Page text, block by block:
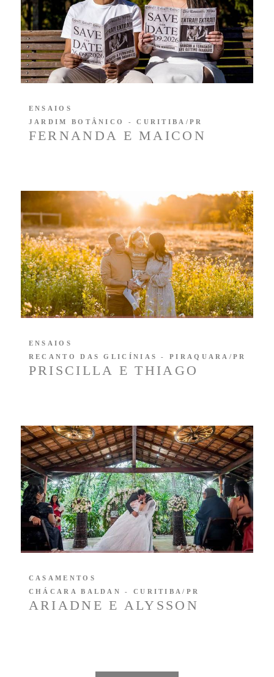
FERNANDA E MAICON
ENSAIOS
JARDIM BOTÂNICO - CURITIBA/PR
PRISCILLA E THIAGO
ENSAIOS
RECANTO DAS GLICÍNIAS - PIRAQUARA/PR
ARIADNE E ALYSSON
CASAMENTOS
CHÁCARA BALDAN - CURITIBA/PR